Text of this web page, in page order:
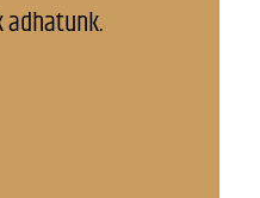
adhatunk.